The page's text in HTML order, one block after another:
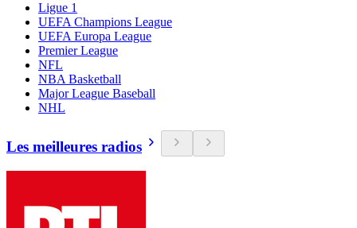
Ligue 1
UEFA Champions League
UEFA Europa League
Premier League
NFL
NBA Basketball
Major League Baseball
NHL
Les meilleures radios